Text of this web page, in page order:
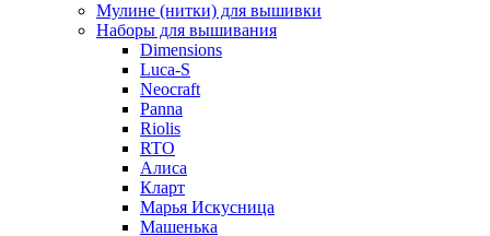
Мулине (нитки) для вышивки
Наборы для вышивания
Dimensions
Luca-S
Neocraft
Panna
Riolis
RTO
Алиса
Кларт
Марья Искусница
Машенька